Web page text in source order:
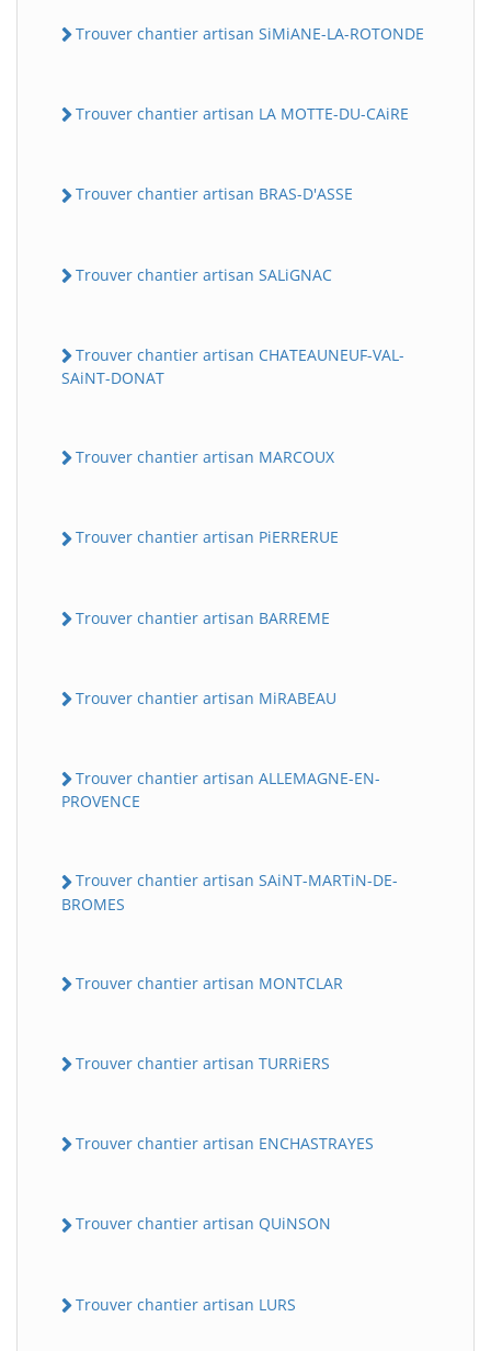
Trouver chantier artisan SiMiANE-LA-ROTONDE
Trouver chantier artisan LA MOTTE-DU-CAiRE
Trouver chantier artisan BRAS-D'ASSE
Trouver chantier artisan SALiGNAC
Trouver chantier artisan CHATEAUNEUF-VAL-
SAiNT-DONAT
Trouver chantier artisan MARCOUX
Trouver chantier artisan PiERRERUE
Trouver chantier artisan BARREME
Trouver chantier artisan MiRABEAU
Trouver chantier artisan ALLEMAGNE-EN-
PROVENCE
Trouver chantier artisan SAiNT-MARTiN-DE-
BROMES
Trouver chantier artisan MONTCLAR
Trouver chantier artisan TURRiERS
Trouver chantier artisan ENCHASTRAYES
Trouver chantier artisan QUiNSON
Trouver chantier artisan LURS